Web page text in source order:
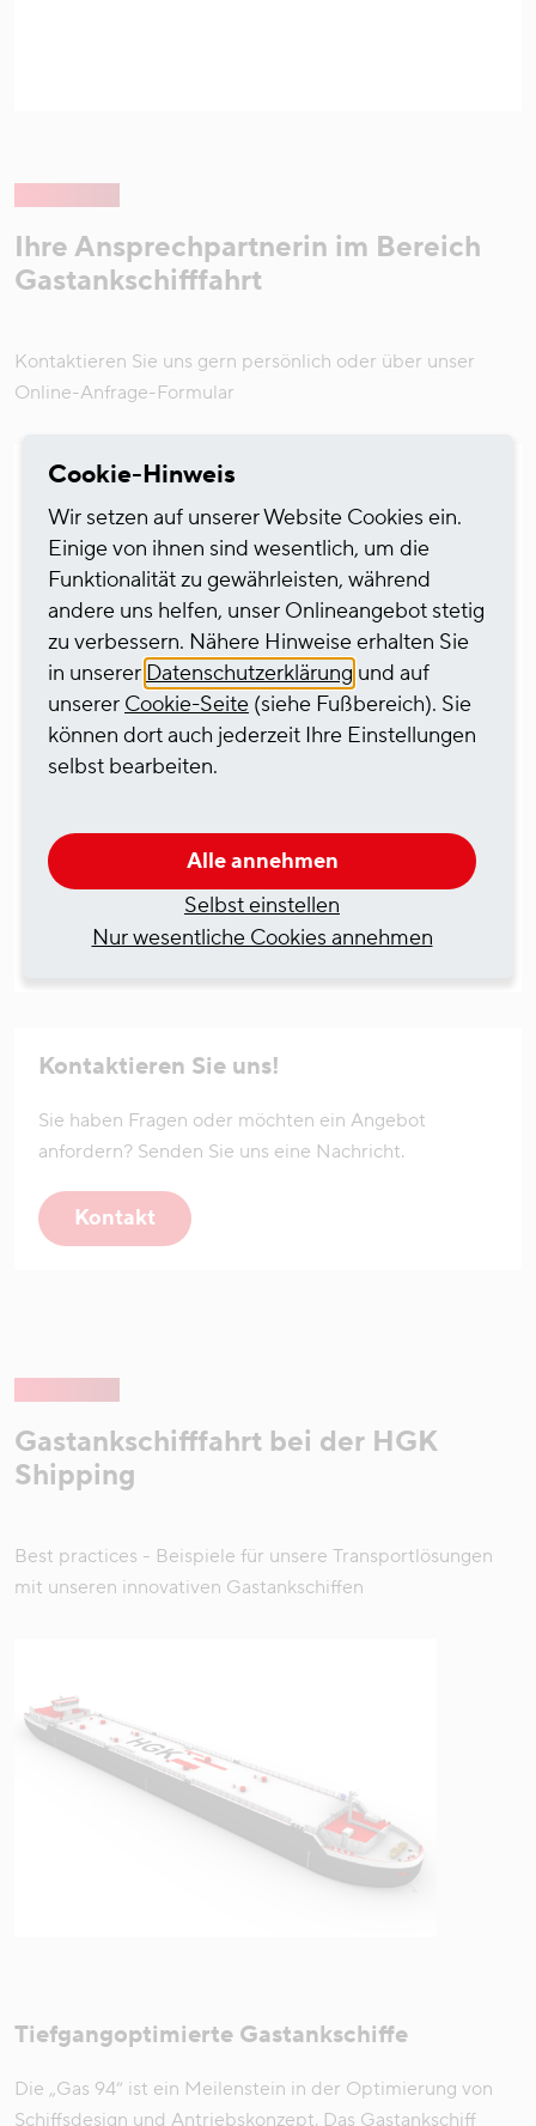
Ihre Ansprechpartnerin im Bereich
Gastankschifffahrt
Kontaktieren Sie uns gern persönlich oder über unser
Online-Anfrage-Formular
Anke Bestmann
Geschäftsführung
20097 Hamburg
anke.bestmann@hgkgroup.de
+49 40 323 107 820
Kontaktieren Sie uns!
Sie haben Fragen oder möchten ein Angebot
anfordern? Senden Sie uns eine Nachricht.
Kontakt
Gastankschifffahrt bei der HGK
Shipping
Best practices - Beispiele für unsere Transportlösungen
mit unseren innovativen Gastankschiffen
Tiefgangoptimierte Gastankschiffe
Die „Gas 94“ ist ein Meilenstein in der Optimierung von
Schiffsdesign und Antriebskonzept. Das Gastankschiff
Cookie-Hinweis
Wir setzen auf unserer Website Cookies ein.
Einige von ihnen sind wesentlich, um die
Funktionalität zu gewährleisten, während
andere uns helfen, unser Onlineangebot stetig
zu verbessern. Nähere Hinweise erhalten Sie
in unserer Datenschutzerklärung und auf
unserer Cookie-Seite (siehe Fußbereich). Sie
können dort auch jederzeit Ihre Einstellungen
selbst bearbeiten.
Alle annehmen
Selbst einstellen
Nur wesentliche Cookies annehmen